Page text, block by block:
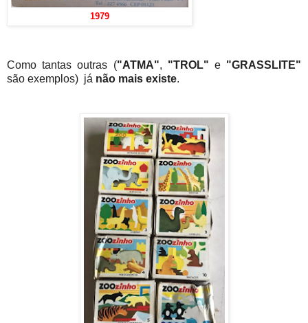
1979
Como tantas outras ("ATMA", "TROL" e "GRASSLITE"
são exemplos) já não mais existe.